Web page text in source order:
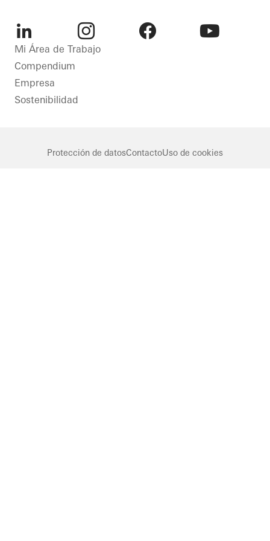
incendios
y humo
France
LinkedIn Instagram
Mi Área de Trabajo
Compendium
Empresa
Sostenibilidad
Protección de datosContactoUso de cookies